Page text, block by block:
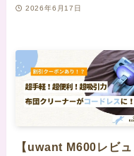
2026年6月17日
【uwant M600レビュ